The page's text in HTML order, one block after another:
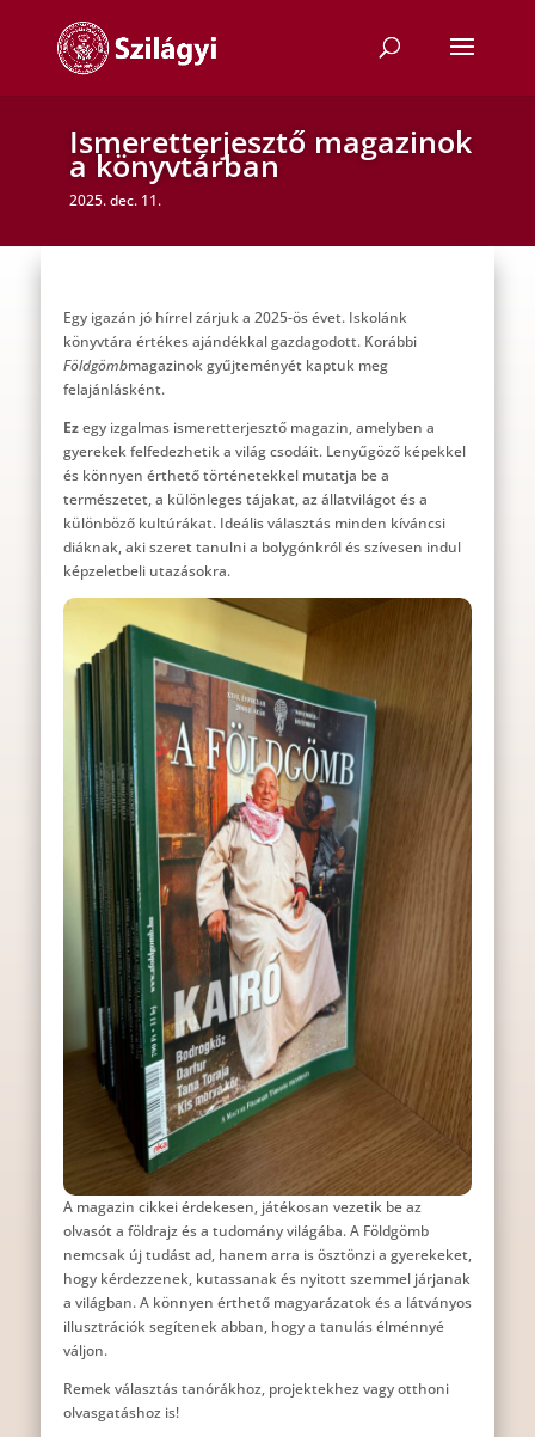
Ismeretterjesztő magazinok
a könyvtárban
2025. dec. 11.
Egy igazán jó hírrel zárjuk a 2025-ös évet. Iskolánk
könyvtára értékes ajándékkal gazdagodott. Korábbi
Földgömbmagazinok gyűjteményét kaptuk meg
felajánlásként.
Ezegy izgalmas ismeretterjesztő magazin, amelyben a
gyerekek felfedezhetik a világ csodáit. Lenyűgöző képekkel
és könnyen érthető történetekkel mutatja be a
természetet, a különleges tájakat, az állatvilágot és a
különböző kultúrákat. Ideális választás minden kíváncsi
diáknak, aki szeret tanulni a bolygónkról és szívesen indul
képzeletbeli utazásokra.
A magazin cikkei érdekesen, játékosan vezetik be az
olvasót a földrajz és a tudomány világába. A Földgömb
nemcsak új tudást ad, hanem arra is ösztönzi a gyerekeket,
hogy kérdezzenek, kutassanak és nyitott szemmel járjanak
a világban. A könnyen érthető magyarázatok és a látványos
illusztrációk segítenek abban, hogy a tanulás élménnyé
váljon.
Remek választás tanórákhoz, projektekhez vagy otthoni
olvasgatáshoz is!